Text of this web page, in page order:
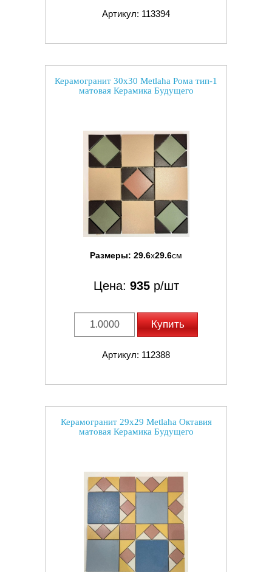
Артикул: 113394
Керамогранит 30x30 Metlaha Рома тип-1
матовая Керамика Будущего
Размеры: 29.6x29.6см
Цена: 935р/шт
Купить
Артикул: 112388
Керамогранит 29x29 Metlaha Октавия
матовая Керамика Будущего